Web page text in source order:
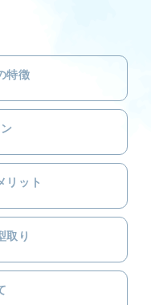
間
特徴
リット
取り